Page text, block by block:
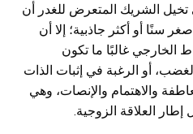
تخيل الشريك المتعرض للغدر أن
سنًا أو أكثر جاذبية؛ إلا أن
الخارجي غالبًا ما تكون
أو الرغبة في إثبات الذات
والاهتمام والإنصات، وهي
العلاقة الزوجية.